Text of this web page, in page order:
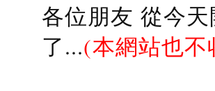
各位朋友 從今
了...(本網站也